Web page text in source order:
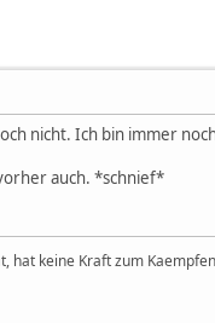
nicht. Ich bin immer
auch. *schnief*
hat keine Kraft zum